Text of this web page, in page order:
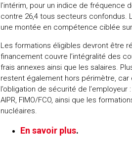
l’intérim, pour un indice de fréquence
contre 26,4 tous secteurs confondus.
une montée en compétence ciblée
Les formations éligibles devront être
financement couvre l’intégralité des
frais annexes ainsi que les salaires.
restent également hors périmètre,
l’obligation de sécurité de
AIPR, FIMO/FCO, ainsi que les
nucléaires.
En savoir plus.